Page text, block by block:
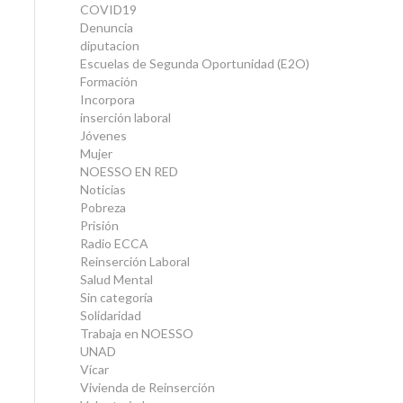
COVID19
Denuncia
diputacion
Escuelas de Segunda Oportunidad (E2O)
Formación
Incorpora
inserción laboral
Jóvenes
Mujer
NOESSO EN RED
Noticias
Pobreza
Prisión
Radio ECCA
Reinserción Laboral
Salud Mental
Sin categoría
Solidaridad
Trabaja en NOESSO
UNAD
Vícar
Vivienda de Reinserción